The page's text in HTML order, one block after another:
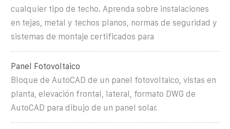
cualquier tipo de techo. Aprenda sobre instalaciones
en tejas, metal y techos planos, normas de seguridad y
sistemas de montaje certificados para
Panel Fotovoltaico
Bloque de AutoCAD de un panel fotovoltaico, vistas en
planta, elevación frontal, lateral, formato DWG de
AutoCAD para dibujo de un panel solar.